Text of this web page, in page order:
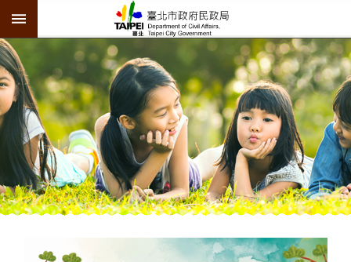
跳到主要內容區塊